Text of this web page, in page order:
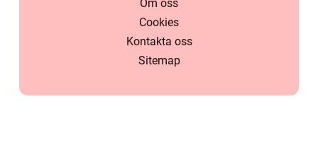
Om oss
Cookies
Kontakta oss
Sitemap